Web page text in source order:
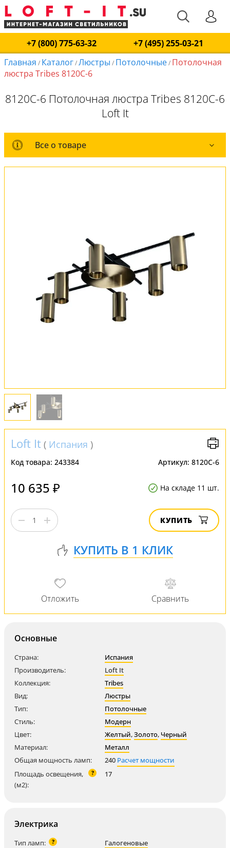
+7 (800) 775-63-32
+7 (495) 255-03-21
Главная / Каталог/Люстры / Потолочные/ Потолочная
люстра Tribes 8120C-6
8120C-6 Потолочная люстра Tribes 8120C-6
Loft It
Все о товаре
Все о товаре
Оплата и доставка
Обмен и возврат
Установка
FAQ
Loft It ( Испания )
Код товара: 243384 Артикул: 8120C-6
10 635 ₽ На складе 11 шт.
КУПИТЬ
Основные
Страна:
Испания
Производитель:
Loft It
Коллекция:
Tribes
Вид:
Люстры
Тип:
Потолочные
Стиль:
Модерн
Цвет:
Желтый,Золото, Черный
Материал:
Металл
Общая мощность ламп:
240 Расчет мощности
Площадь освещения,
(м2):
? 17
Электрика
Тип ламп: ?
Галогеновые